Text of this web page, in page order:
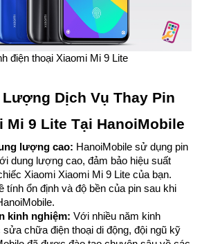
điện thoại Xiaomi Mi 9 Lite
Lượng Dịch Vụ Thay Pin
Mi 9 Lite Tại HanoiMobile
lượng cao: HanoiMobile sử dụng pin
dung lượng cao, đảm bảo hiệu suất
Xiaomi Xiaomi Mi 9 Lite của bạn.
tính ổn định và độ bền của pin sau khi
kinh nghiệm: Với nhiều năm kinh
chữa điện thoại di động, đội ngũ kỹ